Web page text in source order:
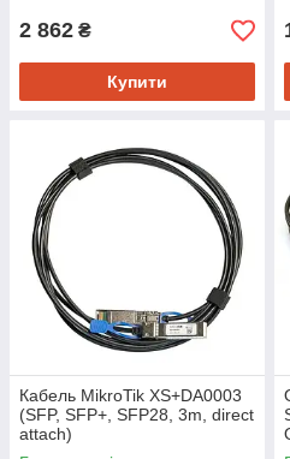
2 862 ₴
Купити
Кабель MikroTik XS+DA0003
(SFP, SFP+, SFP28, 3m, direct
attach)